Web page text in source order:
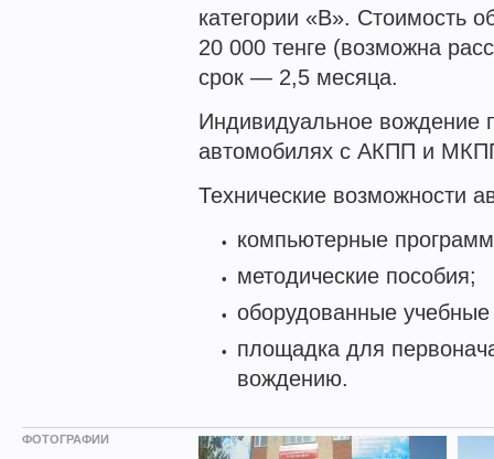
категории «В». Стоимость
20 000 тенге (возможна
срок — 2,5 месяца.
Индивидуальное вождение
автомобилях с АКПП и
Технические возможности
компьютерные
методические пособия;
оборудованные
площадка для
вождению.
ФОТОГРАФИИ